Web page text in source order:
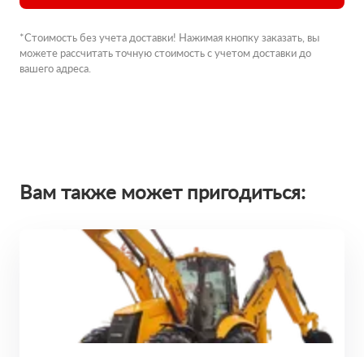
*Стоимость без учета доставки! Нажимая кнопку заказать, вы
можете рассчитать точную стоимость с учетом доставки до
вашего адреса.
Вам также может пригодиться: